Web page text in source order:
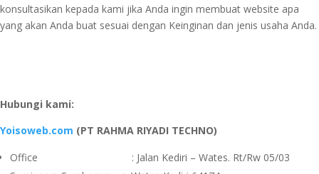
konsultasikan kepada kami jika Anda ingin membuat website apa
yang akan Anda buat sesuai dengan Keinginan dan jenis usaha Anda.
Hubungi kami:
Yoisoweb.com (PT RAHMA RIYADI TECHNO)
Office : Jalan Kediri – Wates. Rt/Rw 05/03